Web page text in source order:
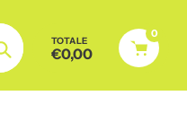
Chercher
TOTALE
€0,00
0